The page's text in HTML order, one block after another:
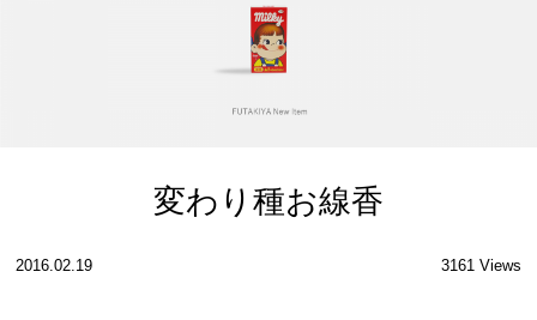
変わり種お線香
2016.02.19 3161 Views